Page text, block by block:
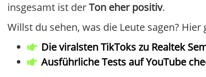
insgesamt ist derTon eher positiv.
Willst du sehen, was die Leute sagen?
Die viralsten TikToks zu Realtek
Ausführliche Tests auf YouTube